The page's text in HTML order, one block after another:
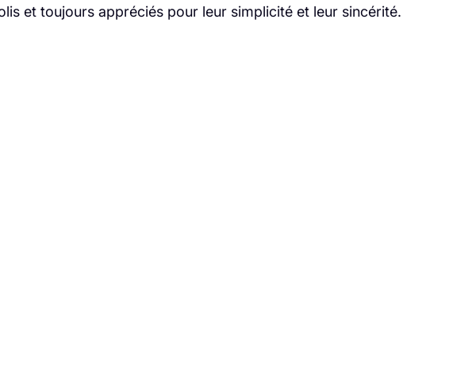
et toujours appréciés pour leur simplicité et leur sincérité.